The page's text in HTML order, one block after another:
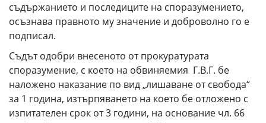
съдържанието и последиците на споразумението,
осъзнава правното му значение и доброволно го е
подписал.
Съдът одобри внесеното от прокуратурата
споразумение, с което на обвиняемия Г.В.Г. бе
наложено наказание по вид „лишаване от свобода“
за 1 година, изтърпяването на което бе отложено с
изпитателен срок от 3 години, на основание чл. 66